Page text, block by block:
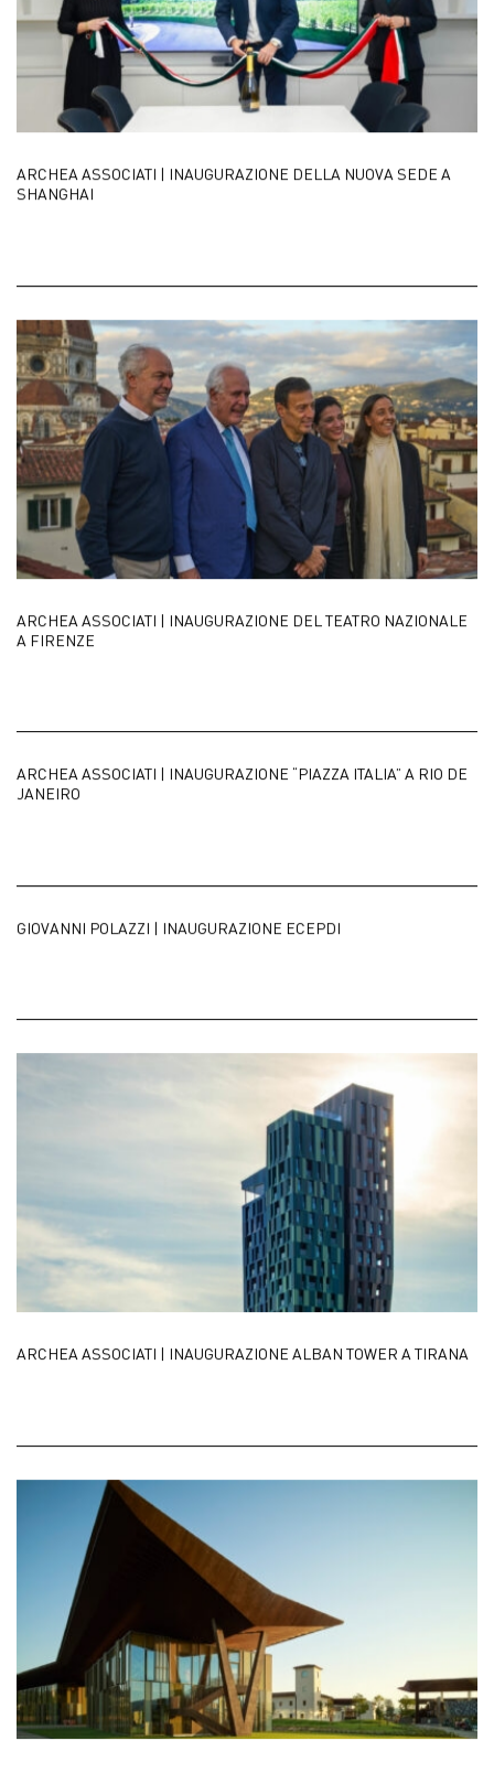
ARCHEA ASSOCIATI | INAUGURAZIONE DELLA NUOVA SEDE A
SHANGHAI
ARCHEA ASSOCIATI | INAUGURAZIONE DEL TEATRO NAZIONALE
A FIRENZE
ARCHEA ASSOCIATI | INAUGURAZIONE “PIAZZA ITALIA” A RIO DE
JANEIRO
GIOVANNI POLAZZI | INAUGURAZIONE ECEPDI
ARCHEA ASSOCIATI | INAUGURAZIONE ALBAN TOWER A TIRANA